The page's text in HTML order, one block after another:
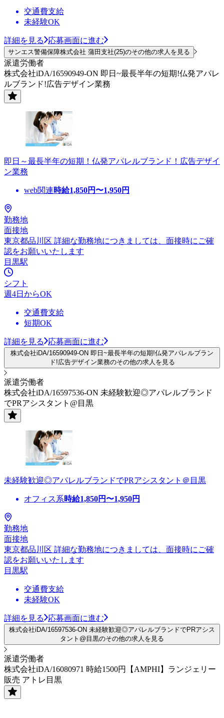
交通費支給
未経験OK
詳細を見る 応募画面に進む
サンエス警備保障株式会社 蒲田支社(25)のその他の求人を見る
派遣労働者
株式会社iDA/16590949-ON 即日~最長半年の短期!仏発アパレ
ルブランド!広告デザイン業務
即日～最長半年の短期！仏発アパレルブランド！広告デザイ
ン業務
web関連時給1,850円〜1,950円
勤務地
面接地
東京都品川区 詳細な勤務地につきましては、面接時にご確
認をお願いいたします
目黒駅
シフト
週4日からOK
交通費支給
短期OK
詳細を見る 応募画面に進む
株式会社iDA/16590949-ON 即日~最長半年の短期!仏発アパレルブラン
ド!広告デザイン業務のその他の求人を見る
派遣労働者
株式会社iDA/16597536-ON 未経験歓迎◎アパレルブランド
でPRアシスタント@目黒
未経験歓迎◎アパレルブランドでPRアシスタント＠目黒
オフィス系時給1,850円〜1,950円
勤務地
面接地
東京都品川区 詳細な勤務地につきましては、面接時にご確
認をお願いいたします
目黒駅
交通費支給
未経験OK
詳細を見る 応募画面に進む
株式会社iDA/16597536-ON 未経験歓迎◎アパレルブランドでPRアシス
タント@目黒のその他の求人を見る
派遣労働者
株式会社iDA/16080971 時給1500円【AMPHI】ランジェリー
販売 アトレ目黒